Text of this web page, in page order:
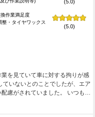
(5.0)
作業満足度
整・タイヤワックス
(5.0)
を見ていて車に対する拘りが感
ていないとのことでしたが、エア
慮がされていました。 いつもこ